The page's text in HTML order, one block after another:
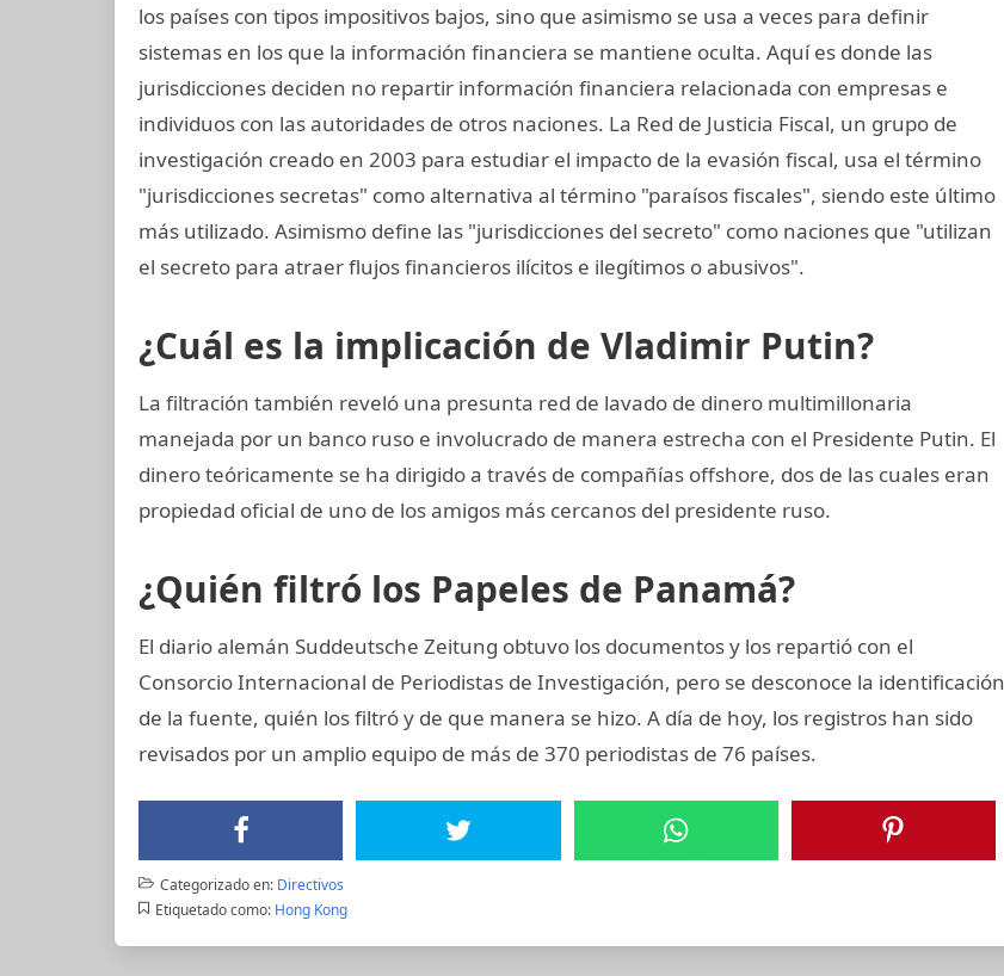
los países con tipos impositivos bajos, sino que asimismo se usa a veces para definir
sistemas en los que la información financiera se mantiene oculta. Aquí es donde las
jurisdicciones deciden no repartir información financiera relacionada con empresas e
individuos con las autoridades de otros naciones. La Red de Justicia Fiscal, un grupo de
investigación creado en 2003 para estudiar el impacto de la evasión fiscal, usa el término
"jurisdicciones secretas" como alternativa al término "paraísos fiscales", siendo este último
más utilizado. Asimismo define las "jurisdicciones del secreto" como naciones que "utilizan
el secreto para atraer flujos financieros ilícitos e ilegítimos o abusivos".
¿Cuál es la implicación de Vladimir Putin?
La filtración también reveló una presunta red de lavado de dinero multimillonaria
manejada por un banco ruso e involucrado de manera estrecha con el Presidente Putin. El
dinero teóricamente se ha dirigido a través de compañías offshore, dos de las cuales eran
propiedad oficial de uno de los amigos más cercanos del presidente ruso.
¿Quién filtró los Papeles de Panamá?
El diario alemán Suddeutsche Zeitung obtuvo los documentos y los repartió con el
Consorcio Internacional de Periodistas de Investigación, pero se desconoce la identificación
de la fuente, quién los filtró y de que manera se hizo. A día de hoy, los registros han sido
revisados por un amplio equipo de más de 370 periodistas de 76 países.
Categorizado en: Directivos
Etiquetado como: Hong Kong